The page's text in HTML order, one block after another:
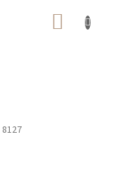
PANIER
8127